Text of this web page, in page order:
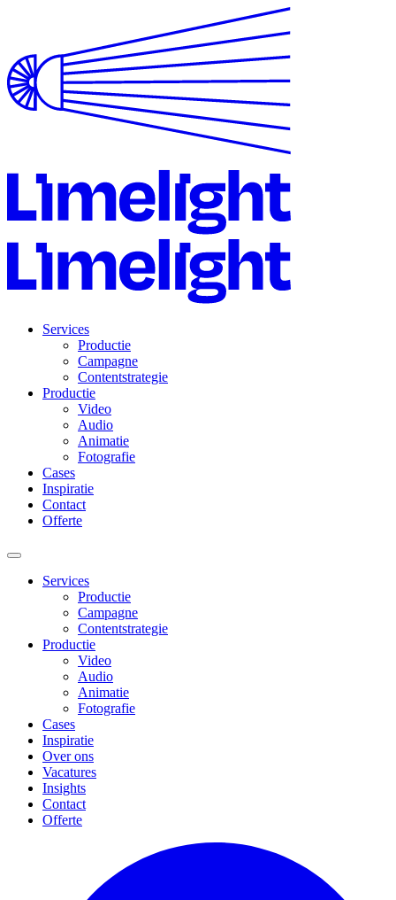
Services
Productie
Campagne
Contentstrategie
Productie
Video
Audio
Animatie
Fotografie
Cases
Inspiratie
Contact
Offerte
Services
Productie
Campagne
Contentstrategie
Productie
Video
Audio
Animatie
Fotografie
Cases
Inspiratie
Over ons
Vacatures
Insights
Contact
Offerte